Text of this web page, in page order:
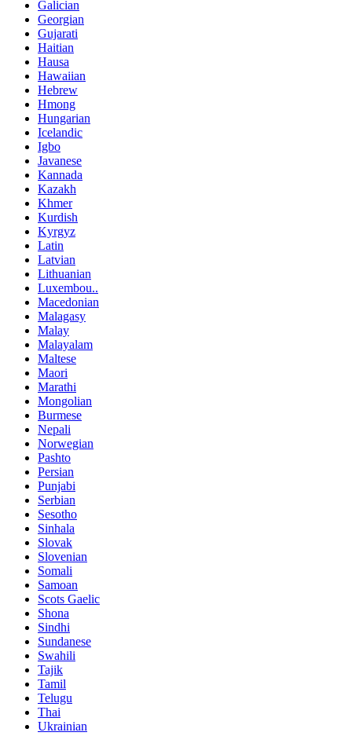
Galician
Georgian
Gujarati
Haitian
Hausa
Hawaiian
Hebrew
Hmong
Hungarian
Icelandic
Igbo
Javanese
Kannada
Kazakh
Khmer
Kurdish
Kyrgyz
Latin
Latvian
Lithuanian
Luxembou..
Macedonian
Malagasy
Malay
Malayalam
Maltese
Maori
Marathi
Mongolian
Burmese
Nepali
Norwegian
Pashto
Persian
Punjabi
Serbian
Sesotho
Sinhala
Slovak
Slovenian
Somali
Samoan
Scots Gaelic
Shona
Sindhi
Sundanese
Swahili
Tajik
Tamil
Telugu
Thai
Ukrainian